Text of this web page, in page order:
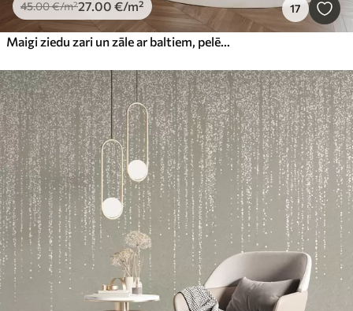
45.00€/m²27.00 €/m² 17
Maigi ziedu zari un zāle ar baltiem, pelēkiem un bēšiem ziediem, kaskādēm lejup pa gaišu fonu